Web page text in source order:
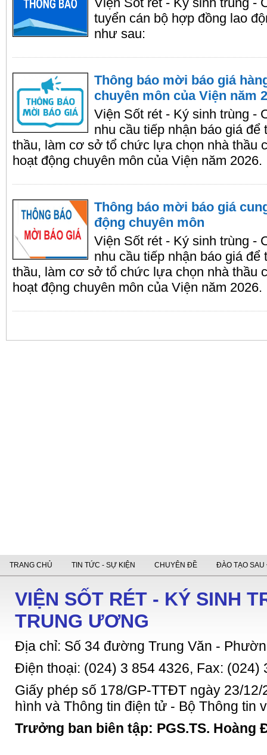
tuyển cán bộ hợp đồng lao
như sau:
Thông báo mời báo giá
chuyên môn của Viện năm
Viện Sốt rét - Ký sinh trùng -
nhu cầu tiếp nhận báo giá
thầu, làm cơ sở tổ chức lựa chọn nhà thầu
hoạt động chuyên môn của Viện năm 2026.
Thông báo mời báo giá
động chuyên môn
Viện Sốt rét - Ký sinh trùng -
nhu cầu tiếp nhận báo giá
thầu, làm cơ sở tổ chức lựa chọn nhà thầu
hoạt động chuyên môn của Viện năm 2026.
TRANG CHỦ TIN TỨC - SỰ KIỆN CHUYÊN ĐỀ ĐÀO TẠO SAU
VIỆN SỐT RÉT - KÝ SINH
TRUNG ƯƠNG
Địa chỉ: Số 34 đường Trung Văn -
Điện thoại: (024) 3 854 4326, Fax: (024)
Giấy phép số 178/GP-TTĐT ngày 23/
hình và Thông tin điện tử - Bộ Thông tin
Trưởng ban biên tập: PGS.TS. Hoàng